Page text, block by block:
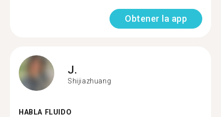
Obtener la app
J.
Shijiazhuang
HABLA FLUIDO